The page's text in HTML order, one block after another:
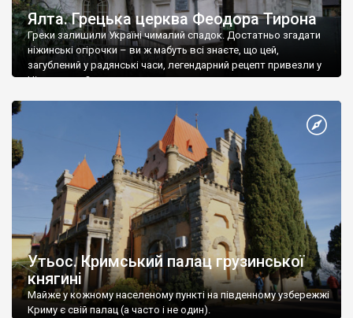
Ялта. Грецька церква Феодора Тирона
Греки залишили Україні чималий спадок. Достатньо згадати
ніжинські огірочки – ви ж мабуть всі знаєте, що цей,
загублений у радянські часи, легендарний рецепт привезли у
Ніжин греки?
Утьос. Кримський палац грузинської
княгині
Майже у кожному населеному пункті на південному узбережжі
Криму є свій палац (а часто і не один).